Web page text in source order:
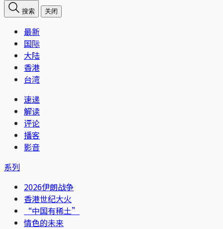
搜索 关闭
最新
国际
大陆
香港
台湾
速递
解读
评论
播客
影音
系列
2026伊朗战争
香港世纪大火
“中国有稀土”
情色的未来